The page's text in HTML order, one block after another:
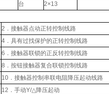
台
2×13
2．接触器点动正转控制线路
4．具有过找保护的正转控制线路
6．接触器联锁的正反转控制线路
8．按钮接触器复合联锁控制线路
10．接触器控制串联电阻降压起动线路
12．手动Y/△降压起动